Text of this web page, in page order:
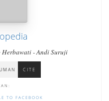
Herbawati - Andi Suruji
CITE